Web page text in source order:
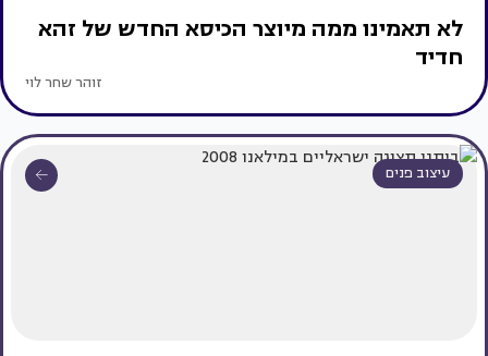
לא תאמינו ממה מיוצר הכיסא החדש של זהא
חדיד
זוהר שחר לוי
עיצוב פנים